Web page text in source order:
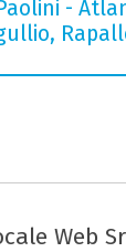
-
Web